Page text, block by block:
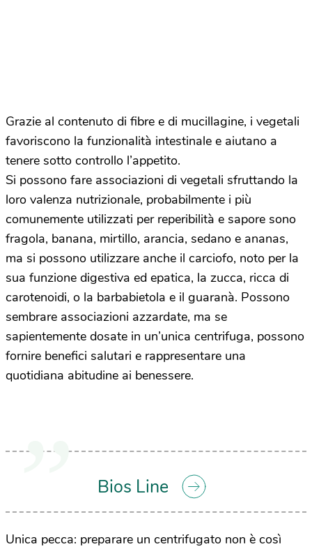
Grazie al contenuto di fibre e di mucillagine, i vegetali
favoriscono la funzionalità intestinale e aiutano a
tenere sotto controllo l’appetito.
Si possono fare associazioni di vegetali sfruttando la
loro valenza nutrizionale, probabilmente i più
comunemente utilizzati per reperibilità e sapore sono
fragola, banana, mirtillo, arancia, sedano e ananas,
ma si possono utilizzare anche il carciofo, noto per la
sua funzione digestiva ed epatica, la zucca, ricca di
carotenoidi, o la barbabietola e il guaranà. Possono
sembrare associazioni azzardate, ma se
sapientemente dosate in un’unica centrifuga, possono
fornire benefici salutari e rappresentare una
quotidiana abitudine ai benessere.
Bios Line
Unica pecca: preparare un centrifugato non è così